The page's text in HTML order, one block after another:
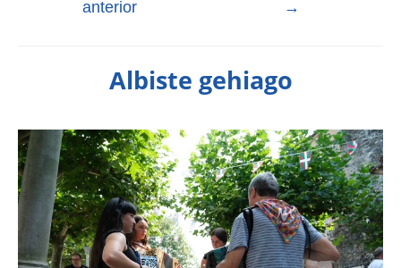
anterior
→
Albiste gehiago